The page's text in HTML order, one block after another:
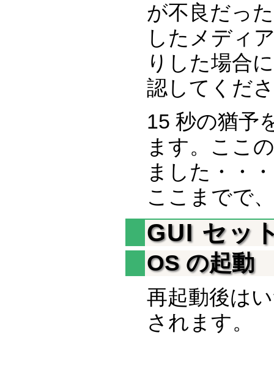
が不良だっ
したメディ
りした場合
認してくだ
15 秒の猶予
ます。ここ
ました・・
ここまでで
GUI セッ
OS の起動
再起動後は
されます。